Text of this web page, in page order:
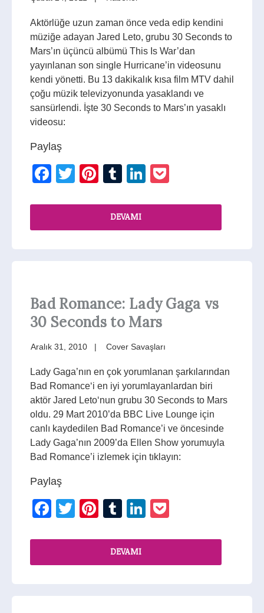
Aktörlüğe uzun zaman önce veda edip kendini
müziğe adayan Jared Leto, grubu 30 Seconds to
Mars’ın üçüncü albümü This Is War’dan
yayınlanan son single Hurricane’in videosunu
kendi yönetti. Bu 13 dakikalık kısa film MTV dahil
çoğu müzik televizyonunda yasaklandı ve
sansürlendi. İşte 30 Seconds to Mars’ın yasaklı
videosu:
Paylaş
Facebook
TwitterPinterest
TumblrLinkedIn
DEVAMI
Bad Romance: Lady Gaga vs
30 Seconds to Mars
Aralık 31, 2010 Cover Savaşları
Lady Gaga’nın en çok yorumlanan şarkılarından
Bad Romance‘i en iyi yorumlayanlardan biri
aktör Jared Leto‘nun grubu 30 Seconds to Mars
oldu. 29 Mart 2010’da BBC Live Lounge için
canlı kaydedilen Bad Romance’i ve öncesinde
Lady Gaga’nın 2009’da Ellen Show yorumuyla
Bad Romance’i izlemek için tıklayın:
Paylaş
Facebook
TwitterPinterest
TumblrLinkedIn
DEVAMI